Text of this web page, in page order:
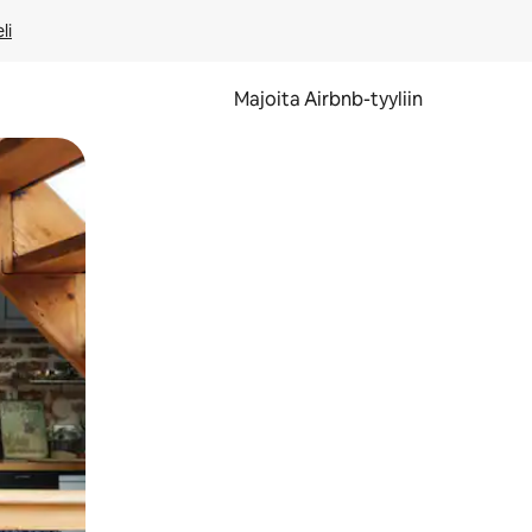
Majoita Airbnb-tyyliin